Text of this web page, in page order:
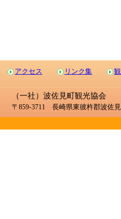
アクセス リンク集
（一社）波佐見町観光協会
〒859-3711 長崎県東彼杵郡波佐